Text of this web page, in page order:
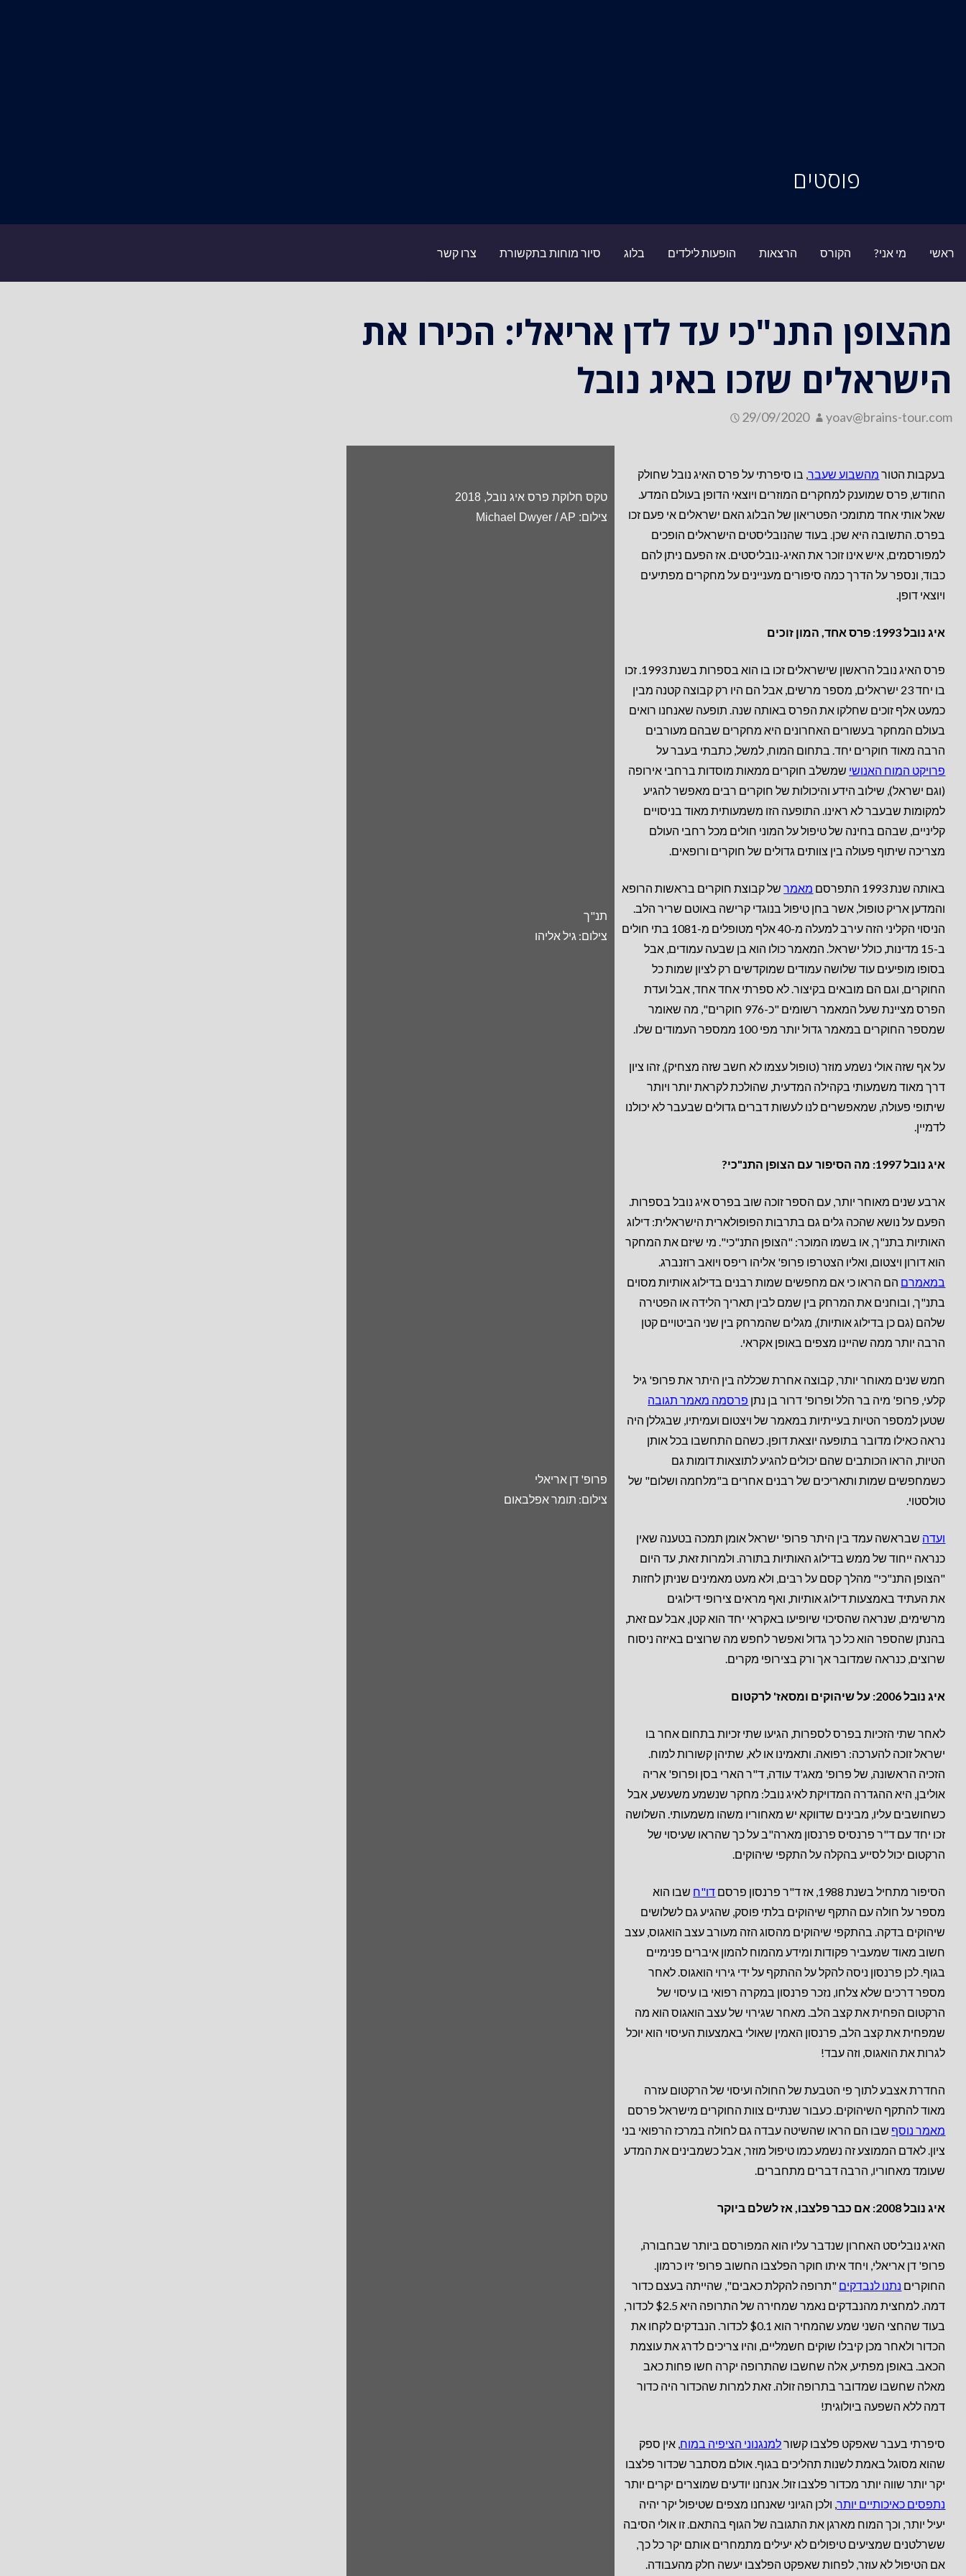
פוסטים
ראשי מי אני? הקורס הרצאות הופעות לילדים בלוג סיור מוחות בתקשורת צרו קשר
מהצופן התנ"כי עד לדן אריאלי: הכירו את
הישראלים שזכו באיג נובל
29/09/2020 yoav@brains-tour.com
בעקבות הטור מהשבוע שעבר, בו סיפרתי על פרס האיג נובל שחולק
החודש, פרס שמוענק למחקרים המוזרים ויוצאי הדופן בעולם המדע.
שאל אותי אחד מתומכי הפטריאון של הבלוג האם ישראלים אי פעם זכו
בפרס. התשובה היא שכן. בעוד שהנובליסטים הישראלים הופכים
למפורסמים, איש אינו זוכר את האיג-נובליסטים. אז הפעם ניתן להם
כבוד, ונספר על הדרך כמה סיפורים מעניינים על מחקרים מפתיעים
ויוצאי דופן.
איג נובל 1993: פרס אחד, המון זוכים
פרס האיג נובל הראשון שישראלים זכו בו הוא בספרות בשנת 1993. זכו
בו יחד 23 ישראלים, מספר מרשים, אבל הם היו רק קבוצה קטנה מבין
כמעט אלף זוכים שחלקו את הפרס באותה שנה. תופעה שאנחנו רואים
בעולם המחקר בעשורים האחרונים היא מחקרים שבהם מעורבים
הרבה מאוד חוקרים יחד. בתחום המוח, למשל, כתבתי בעבר על
פרויקט המוח האנושי שמשלב חוקרים ממאות מוסדות ברחבי אירופה
(וגם ישראל), שילוב הידע והיכולות של חוקרים רבים מאפשר להגיע
למקומות שבעבר לא ראינו. התופעה הזו משמעותית מאוד בניסויים
קליניים, שבהם בחינה של טיפול על המוני חולים מכל רחבי העולם
מצריכה שיתוף פעולה בין צוותים גדולים של חוקרים ורופאים.
באותה שנת 1993 התפרסם מאמרשל קבוצת חוקרים בראשות הרופא
והמדען אריק טופול, אשר בחן טיפול בנוגדי קרישה באוטם שריר הלב.
הניסוי הקליני הזה עירב למעלה מ-40 אלף מטופלים מ-1081 בתי חולים
ב-15 מדינות, כולל ישראל. המאמר כולו הוא בן שבעה עמודים, אבל
בסופו מופיעים עוד שלושה עמודים שמוקדשים רק לציון שמות כל
החוקרים, וגם הם מובאים בקיצור. לא ספרתי אחד אחד, אבל ועדת
הפרס מציינת שעל המאמר רשומים "כ-976 חוקרים", מה שאומר
שמספר החוקרים במאמר גדול יותר מפי 100 ממספר העמודים שלו.
על אף שזה אולי נשמע מוזר (טופול עצמו לא חשב שזה מצחיק), זהו ציון
דרך מאוד משמעותי בקהילה המדעית, שהולכת לקראת יותר ויותר
שיתופי פעולה, שמאפשרים לנו לעשות דברים גדולים שבעבר לא יכולנו
לדמיין.
איג נובל 1997: מה הסיפור עם הצופן התנ"כי?
ארבע שנים מאוחר יותר, עם הספר זוכה שוב בפרס איג נובל בספרות.
הפעם על נושא שהכה גלים גם בתרבות הפופולארית הישראלית: דילוג
האותיות בתנ"ך, או בשמו המוכר: "הצופן התנ"כי". מי שיזם את המחקר
הוא דורון ויצטום, ואליו הצטרפו פרופ' אליהו ריפס ויואב רוזנברג.
במאמרם הם הראו כי אם מחפשים שמות רבנים בדילוג אותיות מסוים
בתנ"ך, ובוחנים את המרחק בין שמם לבין תאריך הלידה או הפטירה
שלהם (גם כן בדילוג אותיות), מגלים שהמרחק בין שני הביטויים קטן
הרבה יותר ממה שהיינו מצפים באופן אקראי.
חמש שנים מאוחר יותר, קבוצה אחרת שכללה בין היתר את פרופ' גיל
קלעי, פרופ' מיה בר הלל ופרופ' דרור בן נתן פרסמה מאמר תגובה
שטען למספר הטיות בעייתיות במאמר של ויצטום ועמיתיו, שבגללן היה
נראה כאילו מדובר בתופעה יוצאת דופן. כשהם התחשבו בכל אותן
הטיות, הראו הכותבים שהם יכולים להגיע לתוצאות דומות גם
כשמחפשים שמות ותאריכים של רבנים אחרים ב"מלחמה ושלום" של
טולסטוי.
ועדה שבראשה עמד בין היתר פרופ' ישראל אומן תמכה בטענה שאין
כנראה ייחוד של ממש בדילוג האותיות בתורה. ולמרות זאת, עד היום
"הצופן התנ"כי" מהלך קסם על רבים, ולא מעט מאמינים שניתן לחזות
את העתיד באמצעות דילוג אותיות, ואף מראים צירופי דילוגים
מרשימים, שנראה שהסיכוי שיופיעו באקראי יחד הוא קטן, אבל עם זאת,
בהנתן שהספר הוא כל כך גדול ואפשר לחפש מה שרוצים באיזה ניסוח
שרוצים, כנראה שמדובר אך ורק בצירופי מקרים.
איג נובל 2006: על שיהוקים ומסאז' לרקטום
לאחר שתי הזכיות בפרס לספרות, הגיעו שתי זכיות בתחום אחר בו
ישראל זוכה להערכה: רפואה. ותאמינו או לא, שתיהן קשורות למוח.
הזכיה הראשונה, של פרופ' מאג'ד עודה, ד"ר הארי בסן ופרופ' אריה
אוליבן, היא ההגדרה המדויקת לאיג נובל: מחקר שנשמע משעשע, אבל
כשחושבים עליו, מבינים שדווקא יש מאחוריו משהו משמעותי. השלושה
זכו יחד עם ד"ר פרנסיס פרנסון מארה"ב על כך שהראו שעיסוי של
הרקטום יכול לסייע בהקלה על התקפי שיהוקים.
הסיפור מתחיל בשנת 1988, אז ד"ר פרנסון פרסם דו"ח שבו הוא
מספר על חולה עם התקף שיהוקים בלתי פוסק, שהגיע גם לשלושים
שיהוקים בדקה. בהתקפי שיהוקים מהסוג הזה מעורב עצב הואגוס, עצב
חשוב מאוד שמעביר פקודות ומידע מהמוח להמון איברים פנימיים
בגוף. לכן פרנסון ניסה להקל על ההתקף על ידי גירוי הואגוס. לאחר
מספר דרכים שלא צלחו, נזכר פרנסון במקרה רפואי בו עיסוי של
הרקטום הפחית את קצב הלב. מאחר שגירוי של עצב הואגוס הוא מה
שמפחית את קצב הלב, פרנסון האמין שאולי באמצעות העיסוי הוא יוכל
לגרות את הואגוס, וזה עבד!
החדרת אצבע לתוך פי הטבעת של החולה ועיסוי של הרקטום עזרה
מאוד להתקף השיהוקים. כעבור שנתיים צוות החוקרים מישראל פרסם
מאמר נוסף שבו הם הראו שהשיטה עבדה גם לחולה במרכז הרפואי בני
ציון. לאדם הממוצע זה נשמע כמו טיפול מוזר, אבל כשמבינים את המדע
שעומד מאחוריו, הרבה דברים מתחברים.
איג נובל 2008: אם כבר פלצבו, אז לשלם ביוקר
האיג נובליסט האחרון שנדבר עליו הוא המפורסם ביותר שבחבורה,
פרופ' דן אריאלי, ויחד איתו חוקר הפלצבו החשוב פרופ' זיו כרמון.
החוקרים נתנו לנבדקים "תרופה להקלת כאבים", שהייתה בעצם כדור
דמה. למחצית מהנבדקים נאמר שמחירה של התרופה היא $2.5 לכדור,
בעוד שהחצי השני שמע שהמחיר הוא $0.1 לכדור. הנבדקים לקחו את
הכדור ולאחר מכן קיבלו שוקים חשמליים, והיו צריכים לדרג את עוצמת
הכאב. באופן מפתיע, אלה שחשבו שהתרופה יקרה חשו פחות כאב
מאלה שחשבו שמדובר בתרופה זולה. זאת למרות שהכדור היה כדור
דמה ללא השפעה ביולוגית!
סיפרתי בעבר שאפקט פלצבו קשורלמנגנוני הציפיה במוח , אין ספק
שהוא מסוגל באמת לשנות תהליכים בגוף. אולם מסתבר שכדור פלצבו
יקר יותר שווה יותר מכדור פלצבו זול. אנחנו יודעים שמוצרים יקרים יותר
נתפסים כאיכותיים יותר, ולכן הגיוני שאנחנו מצפים שטיפול יקר יהיה
יעיל יותר, וכך המוח מארגן את התגובה של הגוף בהתאם. זו אולי הסיבה
ששרלטנים שמציעים טיפולים לא יעילים מתמחרים אותם יקר כל כך,
אם הטיפול לא עוזר, לפחות שאפקט הפלצבו יעשה חלק מהעבודה.
טקס חלוקת פרס איג נובל,2018
צילום: Michael Dwyer / AP
תנ"ך
צילום: גיל אליהו
פרופ' דן אריאלי
צילום: תומר אפלבאום